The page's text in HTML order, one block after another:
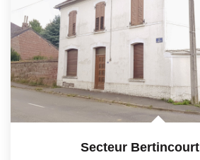
Secteur Bertincourt